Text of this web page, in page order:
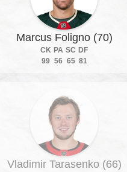
Marcus Foligno (70)
CK PA SC DF
99 56 65 81
Vladimir Tarasenko (66)